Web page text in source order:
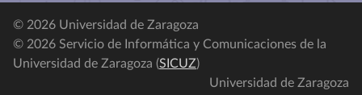
© 2026 Universidad de Zaragoza
© 2026 Servicio de Informática y Comunicaciones de la
Universidad de Zaragoza (SICUZ)
Universidad de Zaragoza